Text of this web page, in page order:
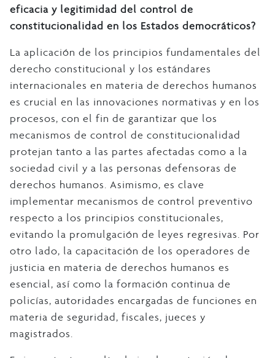
eficacia y legitimidad del control de
constitucionalidad en los Estados democráticos?
La aplicación de los principios fundamentales del
derecho constitucional y los estándares
internacionales en materia de derechos humanos
es crucial en las innovaciones normativas y en los
procesos, con el fin de garantizar que los
mecanismos de control de constitucionalidad
protejan tanto a las partes afectadas como a la
sociedad civil y a las personas defensoras de
derechos humanos. Asimismo, es clave
implementar mecanismos de control preventivo
respecto a los principios constitucionales,
evitando la promulgación de leyes regresivas. Por
otro lado, la capacitación de los operadores de
justicia en materia de derechos humanos es
esencial, así como la formación continua de
policías, autoridades encargadas de funciones en
materia de seguridad, fiscales, jueces y
magistrados.